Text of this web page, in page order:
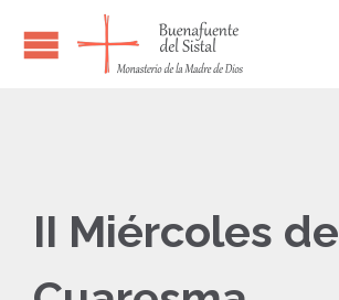
II Miércoles de